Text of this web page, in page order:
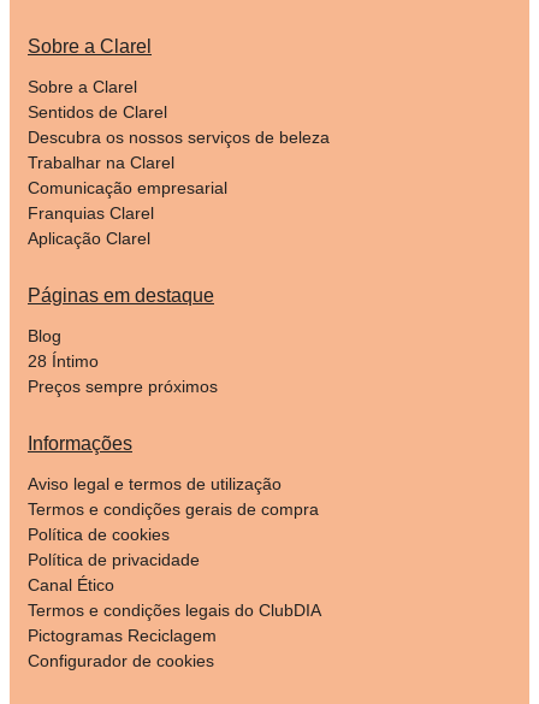
Sobre a Clarel
Sobre a Clarel
Sentidos de Clarel
Descubra os nossos serviços de beleza
Trabalhar na Clarel
Comunicação empresarial
Franquias Clarel
Aplicação Clarel
Páginas em destaque
Blog
28 Íntimo
Preços sempre próximos
Informações
Aviso legal e termos de utilização
Termos e condições gerais de compra
Política de cookies
Política de privacidade
Canal Ético
Termos e condições legais do ClubDIA
Pictogramas Reciclagem
Configurador de cookies